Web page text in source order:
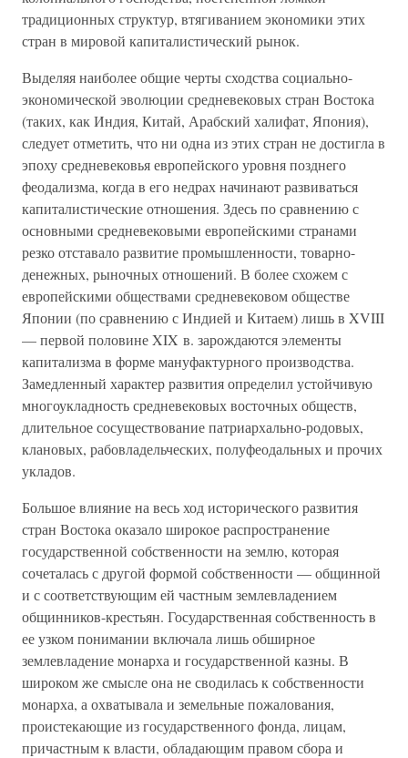
традиционных структур, втягиванием экономики этих
стран в мировой капиталистический рынок.
Выделяя наиболее общие черты сходства социально-
экономической эволюции средневековых стран Востока
(таких, как Индия, Китай, Арабский халифат, Япония),
следует отметить, что ни одна из этих стран не достигла в
эпоху средневековья европейского уровня позднего
феодализма, когда в его недрах начинают развиваться
капиталистические отношения. Здесь по сравнению с
основными средневековыми европейскими странами
резко отставало развитие промышленности, товарно-
денежных, рыночных отношений. В более схожем с
европейскими обществами средневековом обществе
Японии (по сравнению с Индией и Китаем) лишь в XVIII
— первой половине XIX в. зарождаются элементы
капитализма в форме мануфактурного производства.
Замедленный характер развития определил устойчивую
многоукладность средневековых восточных обществ,
длительное сосуществование патриархально-родовых,
клановых, рабовладельческих, полуфеодальных и прочих
укладов.
Большое влияние на весь ход исторического развития
стран Востока оказало широкое распространение
государственной собственности на землю, которая
сочеталась с другой формой собственности — общинной
и с соответствующим ей частным землевладением
общинников-крестьян. Государственная собственность в
ее узком понимании включала лишь обширное
землевладение монарха и государственной казны. В
широком же смысле она не сводилась к собственности
монарха, а охватывала и земельные пожалования,
проистекающие из государственного фонда, лицам,
причастным к власти, обладающим правом сбора и